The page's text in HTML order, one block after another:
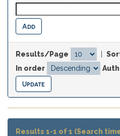
Results/Page
In order
Results 1-1 of 1 (Search